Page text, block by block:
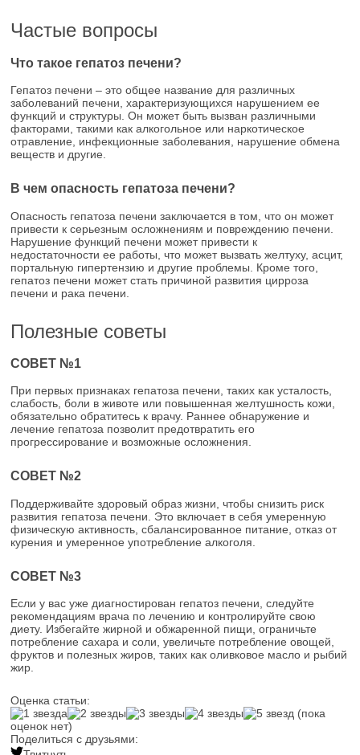
Частые вопросы
Что такое гепатоз печени?
Гепатоз печени – это общее название для различных
заболеваний печени, характеризующихся нарушением ее
функций и структуры. Он может быть вызван различными
факторами, такими как алкогольное или наркотическое
отравление, инфекционные заболевания, нарушение обмена
веществ и другие.
В чем опасность гепатоза печени?
Опасность гепатоза печени заключается в том, что он может
привести к серьезным осложнениям и повреждению печени.
Нарушение функций печени может привести к
недостаточности ее работы, что может вызвать желтуху, асцит,
портальную гипертензию и другие проблемы. Кроме того,
гепатоз печени может стать причиной развития цирроза
печени и рака печени.
Полезные советы
СОВЕТ №1
При первых признаках гепатоза печени, таких как усталость,
слабость, боли в животе или повышенная желтушность кожи,
обязательно обратитесь к врачу. Раннее обнаружение и
лечение гепатоза позволит предотвратить его
прогрессирование и возможные осложнения.
СОВЕТ №2
Поддерживайте здоровый образ жизни, чтобы снизить риск
развития гепатоза печени. Это включает в себя умеренную
физическую активность, сбалансированное питание, отказ от
курения и умеренное употребление алкоголя.
СОВЕТ №3
Если у вас уже диагностирован гепатоз печени, следуйте
рекомендациям врача по лечению и контролируйте свою
диету. Избегайте жирной и обжаренной пищи, ограничьте
потребление сахара и соли, увеличьте потребление овощей,
фруктов и полезных жиров, таких как оливковое масло и рыбий
жир.
Оценка статьи:
(пока
оценок нет)
Поделиться с друзьями: